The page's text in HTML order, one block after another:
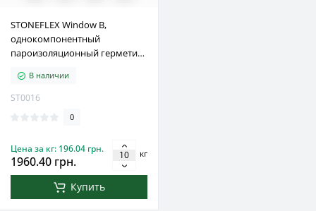
STONEFLEX Window B,
однокомпонентный
пароизоляционный герметик
использования монтажного
шва вікон и дверей, 7 кг
В наличии
ST0016
0
Цена за кг: 196.04 грн.
1960.40 грн.
кг
Купить